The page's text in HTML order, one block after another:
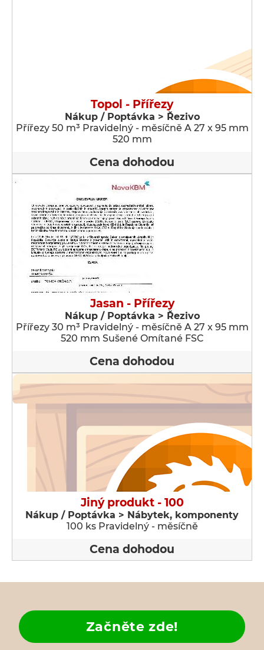
Topol - Přířezy
Nákup / Poptávka > Řezivo
Přířezy 50 m³ Pravidelný - měsíčně A 27 x 95 mm
520 mm
Cena dohodou
Jasan - Přířezy
Nákup / Poptávka > Řezivo
Přířezy 30 m³ Pravidelný - měsíčně A 27 x 95 mm
520 mm Sušené Omítané FSC
Cena dohodou
Jiný produkt - 100
Nákup / Poptávka > Nábytek, komponenty
100 ks Pravidelný - měsíčně
Cena dohodou
Začněte zde!